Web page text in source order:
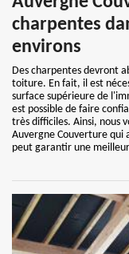
charpentes
environs
Des charpentes devront
toiture. En fait, il est
surface supérieure de
est possible de faire
très difficiles. Ainsi, nous
Auvergne Couverture qui
peut garantir une